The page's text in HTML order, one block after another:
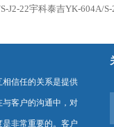
J2-22宇科泰吉YK-604A/
相信任的关系是提供
与客户的沟通中，对
非常重要的。客户